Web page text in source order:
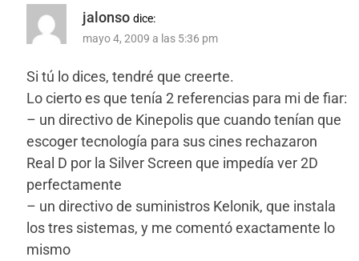
jalonso dice:
mayo 4, 2009 a las 5:36 pm
Si tú lo dices, tendré que creerte.
Lo cierto es que tenía 2 referencias para mi de fiar:
– un directivo de Kinepolis que cuando tenían que
escoger tecnología para sus cines rechazaron
Real D por la Silver Screen que impedía ver 2D
perfectamente
– un directivo de suministros Kelonik, que instala
los tres sistemas, y me comentó exactamente lo
mismo